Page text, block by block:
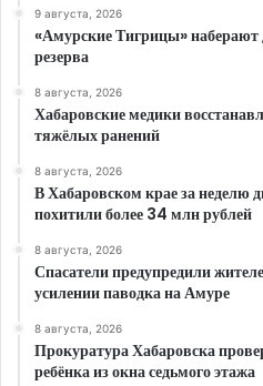
9 августа, 2026
«Амурские Тигрицы» наберают
резерва
8 августа, 2026
Хабаровские медики
тяжёлых ранений
8 августа, 2026
В Хабаровском крае за неделю
похитили более 34 млн рублей
8 августа, 2026
Спасатели предупредили
усилении паводка на Амуре
8 августа, 2026
Прокуратура Хабаровска
ребёнка из окна седьмого этажа